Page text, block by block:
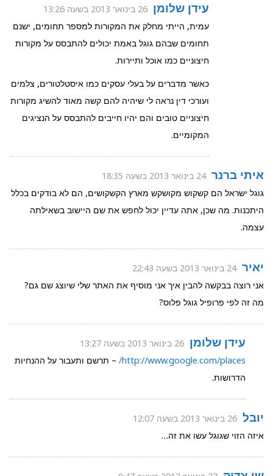
עידן שלומן 26 בינואר 2013 בשעה 13:26
עמית, הייתי מחלק את המקורות למספר תחומים, ישנם
תחומים שבהם גוגל באמת יכולים להתבסס על מקורות
חיצוניים כמו אוכל ותיירות.
כאשר מדברים על בעלי עסקים כמו איסטלטורים, צלמים
ועורכי דין נראה לי שיהיה להם קשה מאוד להשיג מקורות
חיצוניים טובים והם יהיו חייבים להתבסס על הנציגים
המקומיים.
איתי ברנר 24 בינואר 2013 בשעה 18:35
גוגל ישראל הם קשקוש מקושקש מארץ הקשקושים, הם לא בודקים בכלל
היתכנות. מה שכן, אתה עדיין יכול לחפש את שם היישוב בשאילתה
עצמה.
יאיר 24 בינואר 2013 בשעה 22:43
אני רוצה בבקשה להבין איך אני מוסיף את האתר שלי שיוצג שם גם?
מה זה לפי פרופיל גוגל פלוס?
עידן שלומן 26 בינואר 2013 בשעה 13:27
http://www.google.com/places/ – תרשם ותעבור על ההנחיות
הדרושות.
יובל 26 בינואר 2013 בשעה 12:07
איזה הזוי שגוגל עשו את זה…